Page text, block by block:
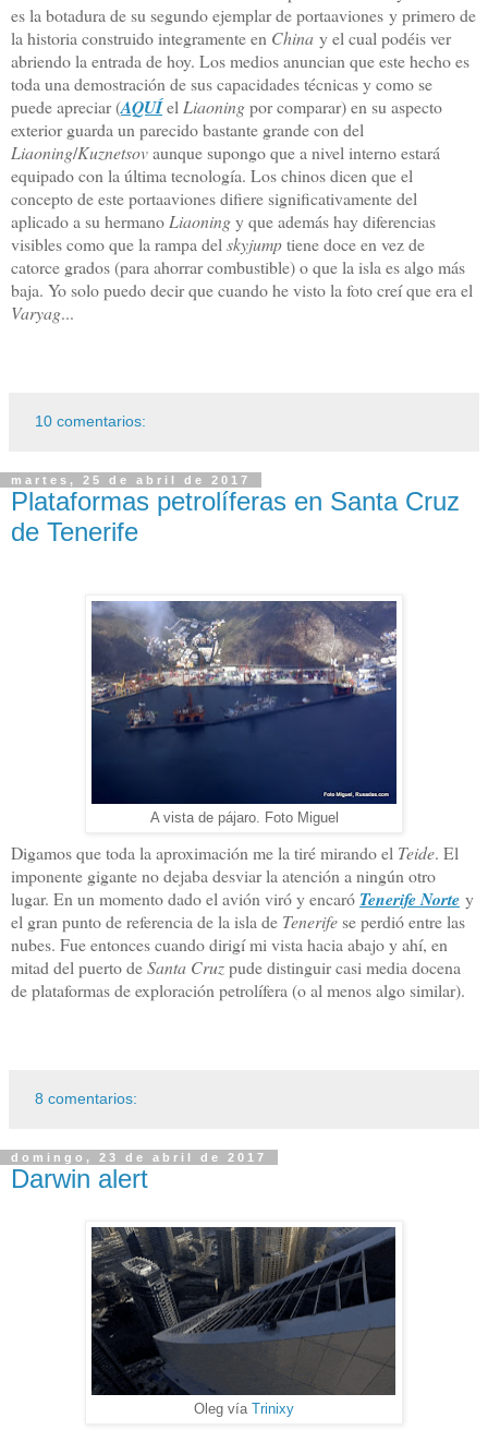
es la botadura de su segundo ejemplar de portaaviones y primero de
la historia construido integramente en China y el cual podéis ver
abriendo la entrada de hoy. Los medios anuncian que este hecho es
toda una demostración de sus capacidades técnicas y como se
puede apreciar (AQUÍel Liaoningpor comparar) en su aspecto
exterior guarda un parecido bastante grande con del
Liaoning/Kuznetsovaunque supongo que a nivel interno estará
equipado con la última tecnología. Los chinos dicen que el
concepto de este portaaviones difiere significativamente del
aplicado a su hermano Liaoningy que además hay diferencias
visibles como que la rampa del skyjumptiene doce en vez de
catorce grados (para ahorrar combustible) o que la isla es algo más
baja. Yo solo puedo decir que cuando he visto la foto creí que era el
Varyag...
10 comentarios:
martes, 25 de abril de 2017
Plataformas petrolíferas en Santa Cruz
de Tenerife
A vista de pájaro. Foto Miguel
Digamos que toda la aproximación me la tiré mirando el Teide. El
imponente gigante no dejaba desviar la atención a ningún otro
lugar. En un momento dado el avión viró y encaró Tenerife Norte y
el gran punto de referencia de la isla de Tenerifese perdió entre las
nubes. Fue entonces cuando dirigí mi vista hacia abajo y ahí, en
mitad del puerto deSanta Cruzpude distinguir casi media docena
de plataformas de exploración petrolífera (o al menos algo similar).
8 comentarios:
domingo, 23 de abril de 2017
Darwin alert
Oleg vía Trinixy